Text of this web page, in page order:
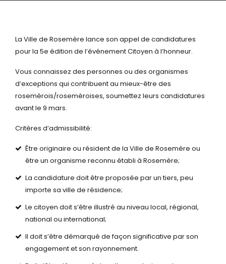
La Ville de Rosemère lance son appel de candidatures
pour la 5e édition de l’événement Citoyen à l’honneur.
Vous connaissez des personnes ou des organismes
d’exceptions qui contribuent au mieux-être des
rosemèrois/rosemèroises, soumettez leurs candidatures
avant le 9 mars.
Critères d’admissibilité:
Être originaire ou résident de la Ville de Rosemère ou
être un organisme reconnu établi à Rosemère;
La candidature doit être proposée par un tiers, peu
importe sa ville de résidence;
Le citoyen doit s’être illustré au niveau local, régional,
national ou international;
Il doit s’être démarqué de façon significative par son
engagement et son rayonnement.